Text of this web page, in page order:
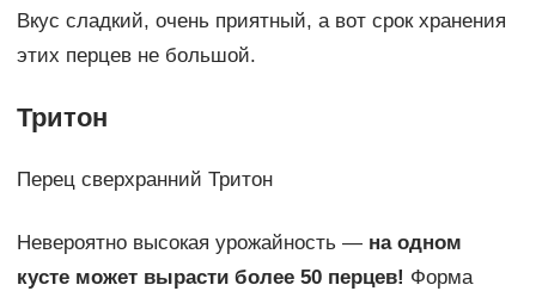
Вкус сладкий, очень приятный, а вот срок хранения
этих перцев не большой.
Тритон
Перец сверхранний Тритон
Невероятно высокая урожайность — на одном
кусте может вырасти более 50 перцев! Форма